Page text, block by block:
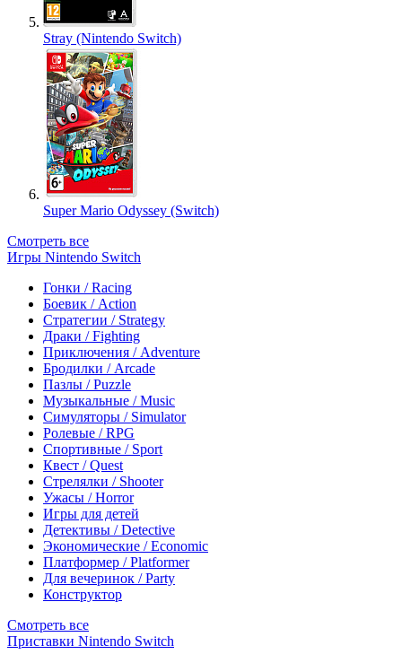
Stray (Nintendo Switch)
Super Mario Odyssey (Switch)
Смотреть все
Игры Nintendo Switch
Гонки / Racing
Боевик / Action
Стратегии / Strategy
Драки / Fighting
Приключения / Adventure
Бродилки / Arcade
Пазлы / Puzzle
Музыкальные / Music
Симуляторы / Simulator
Ролевые / RPG
Спортивные / Sport
Квест / Quest
Стрелялки / Shooter
Ужасы / Horror
Игры для детей
Детективы / Detective
Экономические / Economic
Платформер / Platformer
Для вечеринок / Party
Конструктор
Смотреть все
Приставки Nintendo Switch